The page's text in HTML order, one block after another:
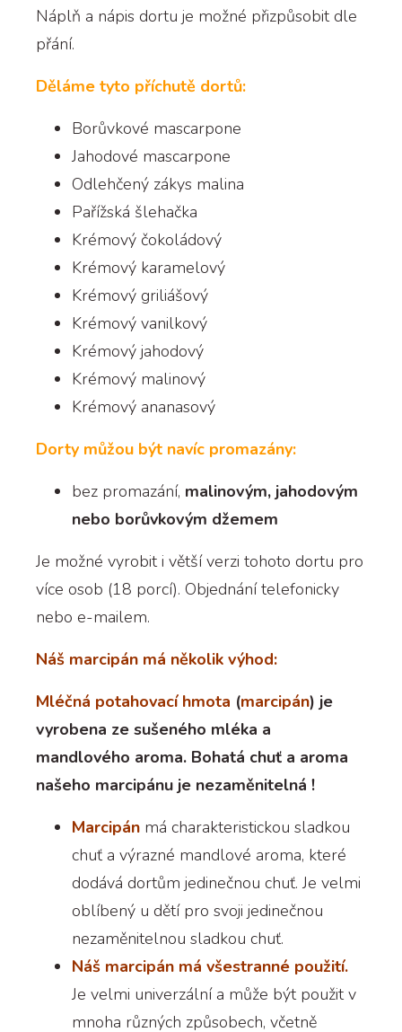
Náplň a nápis dortu je možné přizpůsobit dle
přání.
Děláme tyto příchutě dortů:
Borůvkové mascarpone
Jahodové mascarpone
Odlehčený zákys malina
Pařížská šlehačka
Krémový čokoládový
Krémový karamelový
Krémový griliášový
Krémový vanilkový
Krémový jahodový
Krémový malinový
Krémový ananasový
Dorty můžou být navíc promazány:
bez promazání, malinovým, jahodovým
nebo borůvkovým džemem
Je možné vyrobit i větší verzi tohoto dortu pro
více osob (18 porcí). Objednání telefonicky
nebo e-mailem.
Náš marcipán má několik výhod:
Mléčná potahovací hmota (marcipán) je
vyrobena ze sušeného mléka a
mandlového aroma. Bohatá chuť a aroma
našeho marcipánu je nezaměnitelná !
Marcipán má charakteristickou sladkou
chuť a výrazné mandlové aroma, které
dodává dortům jedinečnou chuť. Je velmi
oblíbený u dětí pro svoji jedinečnou
nezaměnitelnou sladkou chuť.
Náš marcipán má všestranné použití.
Je velmi univerzální a může být použit v
mnoha různých způsobech, včetně